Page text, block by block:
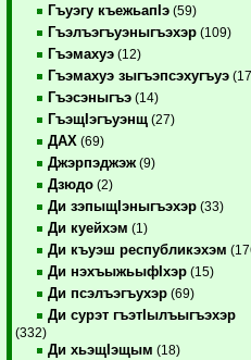
Гъуэгу къежьапIэ (59)
Гъэлъэгъуэныгъэхэр (109)
Гъэмахуэ (12)
Гъэмахуэ зыгъэпсэхугъуэ
Гъэсэныгъэ (14)
ГъэщIэгъуэнщ (27)
ДАХ (69)
Джэрпэджэж (9)
Дзюдо (2)
Ди зэпыщIэныгъэхэр (33)
Ди куейхэм (1)
Ди къуэш республикэхэм
Ди нэхъыжьыфIхэр (15)
Ди псэлъэгъухэр (69)
Ди сурэт гъэтIылъыгъэхэр
(332)
Ди хьэщIэщым (18)